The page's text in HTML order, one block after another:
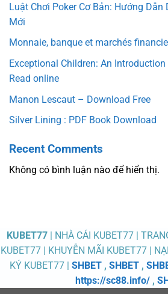
Luật Chơi Poker Cơ Bản: Hướng Dẫn
Mới
Monnaie, banque et marchés
Exceptional Children: An
Read online
Manon Lescaut – Download Free
Silver Lining : PDF Book Download
Recent Comments
Không có bình luận nào để hiển thị.
KUBET77| NHÀ CÁI KUBET77 |
KUBET77 | KHUYỄN MÃI KUBET77 |
KÝ KUBET77 | SHBET, SHBET,
https://sc88.info/ ,